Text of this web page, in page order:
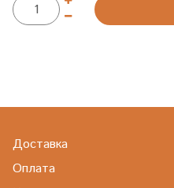
Доставка
Оплата